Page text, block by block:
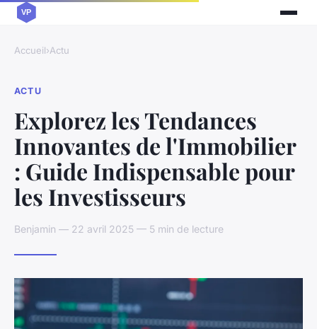
Accueil›Actu
ACTU
Explorez les Tendances
Innovantes de l'Immobilier
: Guide Indispensable pour
les Investisseurs
Benjamin — 22 avril 2025 — 5 min de lecture